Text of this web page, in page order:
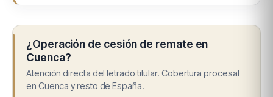
¿Operación de cesión de remate en
Cuenca?
Atención directa del letrado titular. Cobertura procesal
en Cuenca y resto de España.